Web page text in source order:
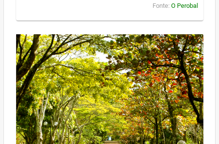
Fonte: O Perobal